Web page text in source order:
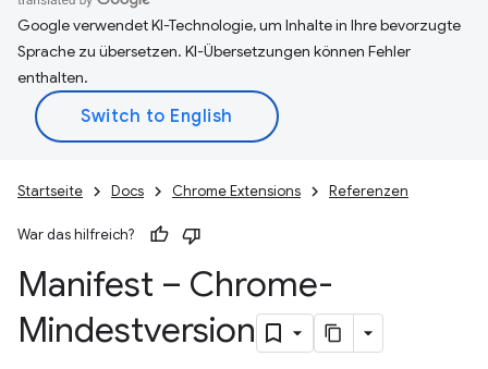
Google verwendet KI-Technologie, um Inhalte in Ihre bevorzugte
Sprache zu übersetzen. KI-Übersetzungen können Fehler
enthalten.
Startseite Docs Chrome Extensions Referenzen
War das hilfreich?
Manifest – Chrome-
Mindestversion